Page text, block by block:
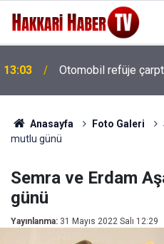
13:03 Otomobil refüje
Anasayfa Foto Galeri
mutlu günü
Semra ve Erdam
günü
Yayınlanma: 31 Mayıs 2022 Salı 12:29